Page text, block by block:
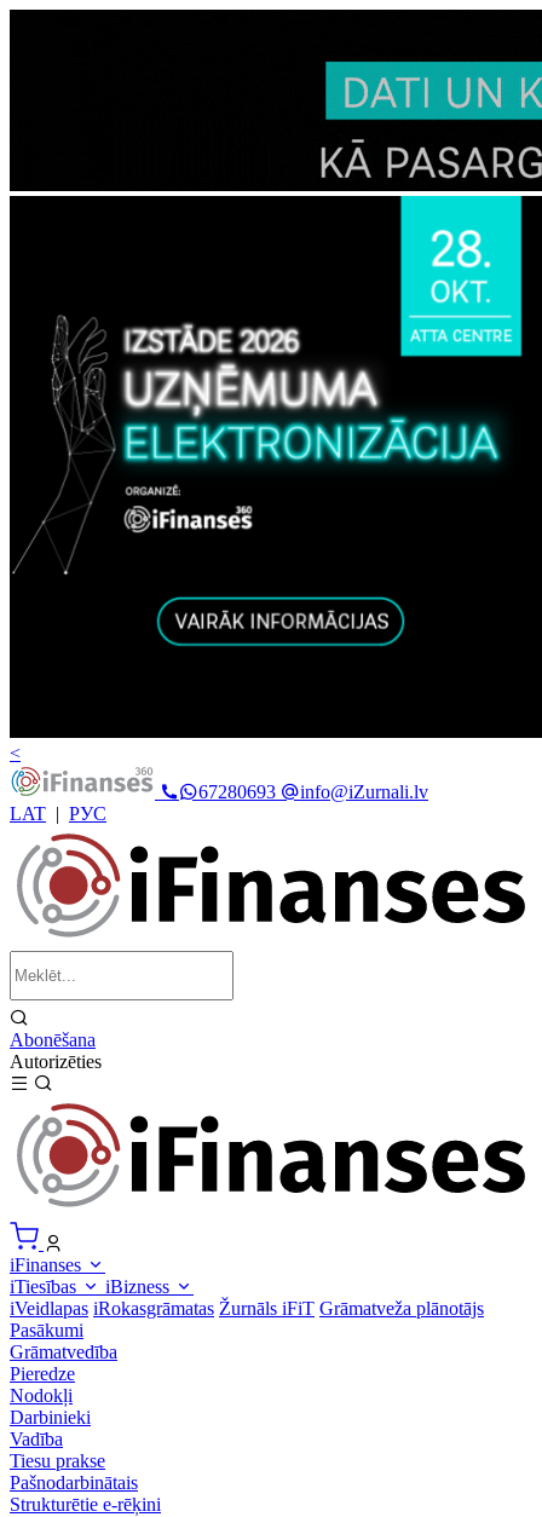
<
67280693
info@iZurnali.lv
LAT | РУС
Abonēšana
Autorizēties
iFinanses
iTiesības
iBizness
iVeidlapas iRokasgrāmatas Žurnāls iFiT Grāmatveža plānotājs
Pasākumi
Grāmatvedība
Pieredze
Nodokļi
Darbinieki
Vadība
Tiesu prakse
Pašnodarbinātais
Strukturētie e-rēķini